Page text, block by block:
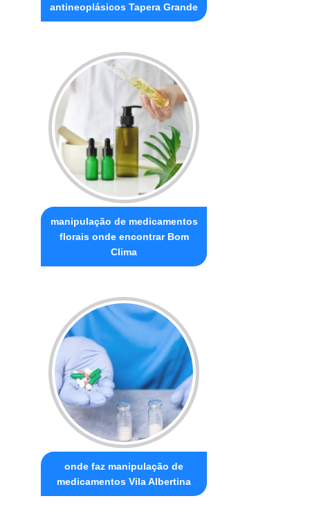
antineoplásicos Tapera Grande
manipulação de medicamentos
florais onde encontrar Bom
Clima
onde faz manipulação de
medicamentos Vila Albertina